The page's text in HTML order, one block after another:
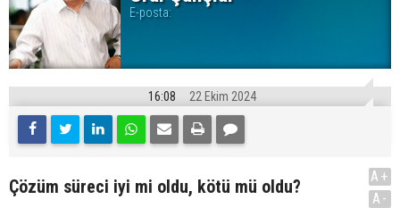
E-posta:
16:08 22 Ekim 2024
Çözüm süreci iyi mi oldu, kötü mü oldu?
A+
A-